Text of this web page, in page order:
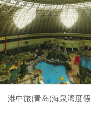
港中旅(青岛)海泉湾度